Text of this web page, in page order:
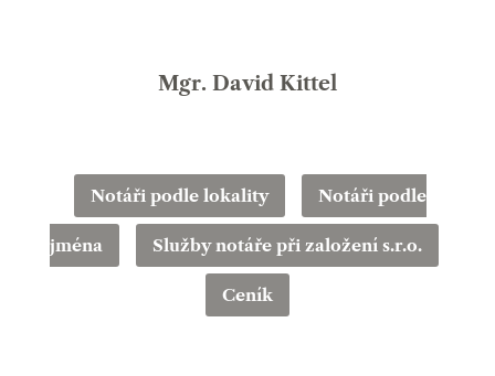
Mgr. David Kittel
Notáři podle lokality Notáři podle
jména Služby notáře při založení s.r.o.
Ceník